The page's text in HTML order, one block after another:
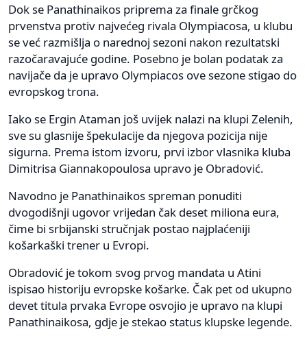
Dok se Panathinaikos priprema za finale grčkog
prvenstva protiv najvećeg rivala Olympiacosa, u klubu
se već razmišlja o narednoj sezoni nakon rezultatski
razočaravajuće godine. Posebno je bolan podatak za
navijače da je upravo Olympiacos ove sezone stigao do
evropskog trona.
Iako se Ergin Ataman još uvijek nalazi na klupi Zelenih,
sve su glasnije špekulacije da njegova pozicija nije
sigurna. Prema istom izvoru, prvi izbor vlasnika kluba
Dimitrisa Giannakopoulosa upravo je Obradović.
Navodno je Panathinaikos spreman ponuditi
dvogodišnji ugovor vrijedan čak deset miliona eura,
čime bi srbijanski stručnjak postao najplaćeniji
košarkaški trener u Evropi.
Obradović je tokom svog prvog mandata u Atini
ispisao historiju evropske košarke. Čak pet od ukupno
devet titula prvaka Evrope osvojio je upravo na klupi
Panathinaikosa, gdje je stekao status klupske legende.